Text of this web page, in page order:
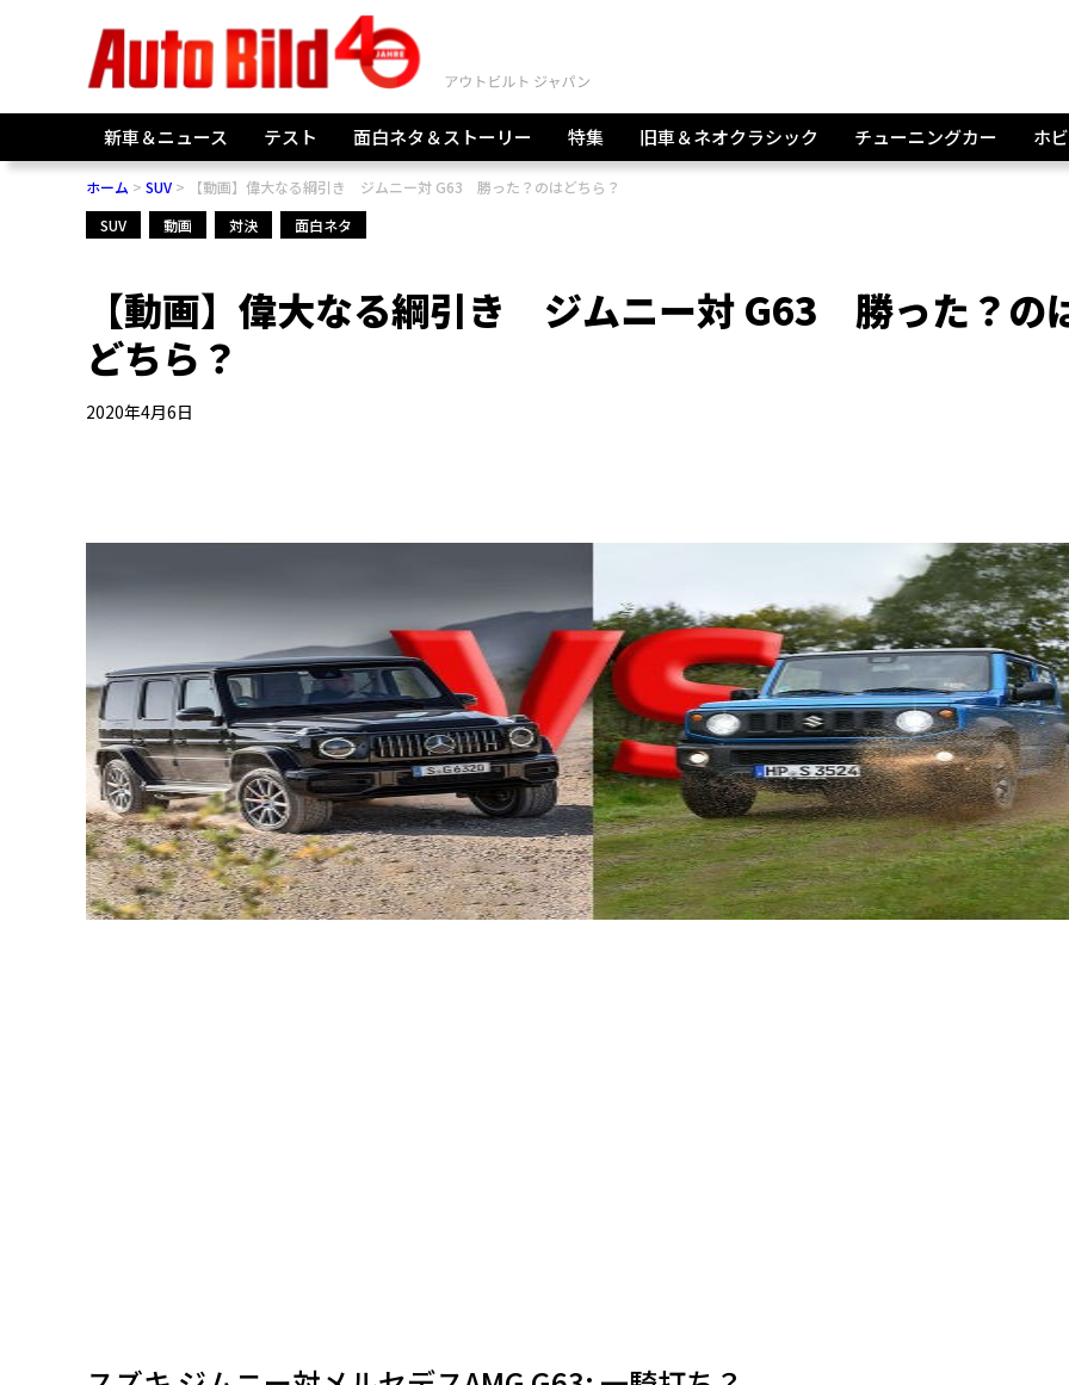
新車＆ニュース テスト 面白ネタ＆ストーリー 特集 旧車＆ネオクラシック チューニングカー ホ
ホーム SUV
【動画】偉大なる綱引き ジムニー対 G63 勝った？のはどちら？
SUV
動画 対決 面白ネタ
【動画】偉大なる綱引き ジムニー対 G63 勝った？の
どちら？
2020年4月6日